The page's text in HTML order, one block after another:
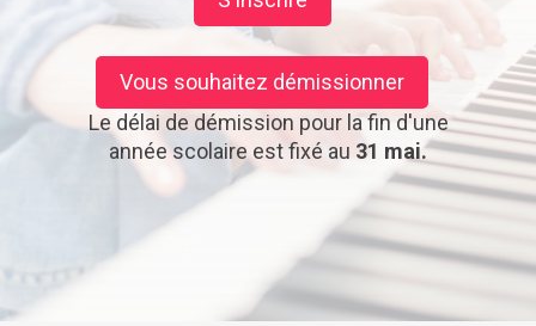
Vous souhaitez démissionner
Le délai de démission pour la fin d'une
année scolaire est fixé au 31 mai.